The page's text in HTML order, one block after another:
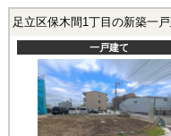
足立区保木間1丁目の新築一
一戸建て